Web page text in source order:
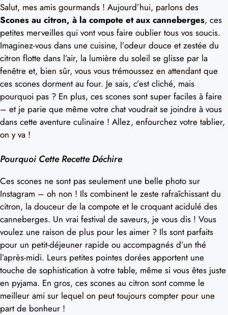
Salut, mes amis gourmands ! Aujourd’hui, parlons des
Scones au citron, à la compote et aux canneberges, ces
petites merveilles qui vont vous faire oublier tous vos soucis.
Imaginez-vous dans une cuisine, l’odeur douce et zestée du
citron flotte dans l’air, la lumière du soleil se glisse par la
fenêtre et, bien sûr, vous vous trémoussez en attendant que
ces scones dorment au four. Je sais, c’est cliché, mais
pourquoi pas ? En plus, ces scones sont super faciles à faire
– et je parie que même votre chat voudrait se joindre à vous
dans cette aventure culinaire ! Allez, enfourchez votre tablier,
on y va !
Pourquoi Cette Recette Déchire
Ces scones ne sont pas seulement une belle photo sur
Instagram – oh non ! Ils combinent le zeste rafraîchissant du
citron, la douceur de la compote et le croquant acidulé des
canneberges. Un vrai festival de saveurs, je vous dis ! Vous
voulez une raison de plus pour les aimer ? Ils sont parfaits
pour un petit-déjeuner rapide ou accompagnés d’un thé
l’après-midi. Leurs petites pointes dorées apportent une
touche de sophistication à votre table, même si vous êtes juste
en pyjama. En gros, ces scones au citron sont comme le
meilleur ami sur lequel on peut toujours compter pour une
part de bonheur !